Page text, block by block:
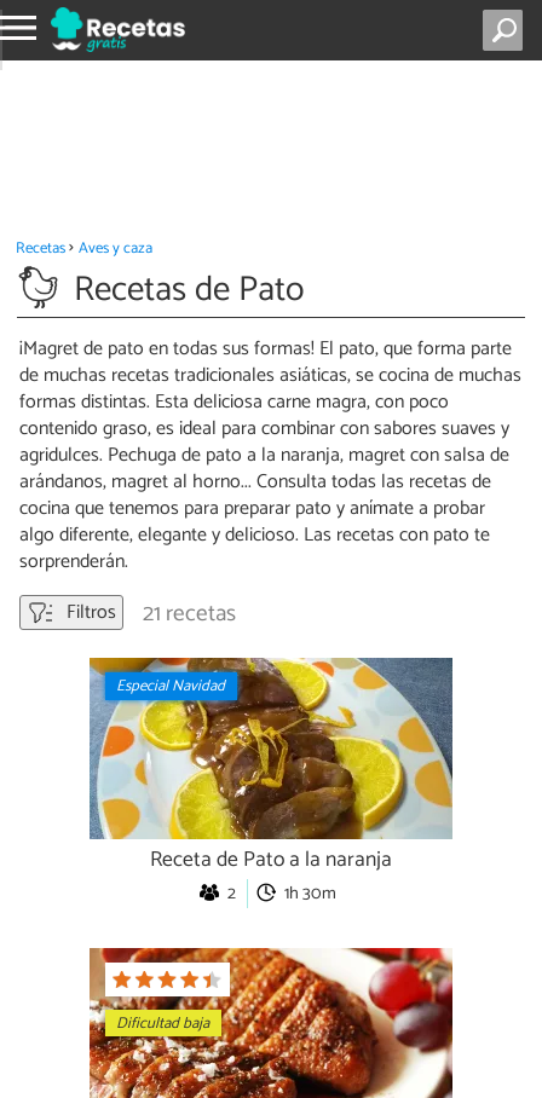
Recetas Aves y caza
Recetas de Pato
¡Magret de pato en todas sus formas! El pato, que forma parte
de muchas recetas tradicionales asiáticas, se cocina de muchas
formas distintas. Esta deliciosa carne magra, con poco
contenido graso, es ideal para combinar con sabores suaves y
agridulces. Pechuga de pato a la naranja, magret con salsa de
arándanos, magret al horno... Consulta todas las recetas de
cocina que tenemos para preparar pato y anímate a probar
algo diferente, elegante y delicioso. Las recetas con pato te
sorprenderán.
Filtros
21 recetas
Especial Navidad
Receta de Pato a la naranja
2 1h 30m
Dificultad baja